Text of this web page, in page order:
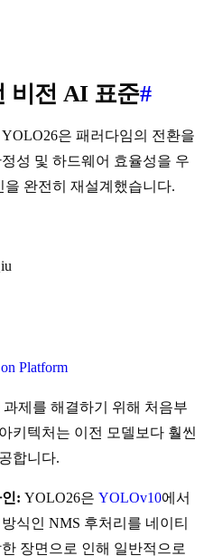
비전 AI 표준#
은 패러다임의 전환을
성 및 하드웨어 효율성을 우
완전히 재설계했습니다.
Platform
제를 해결하기 위해 처음부
키텍처는 이전 모델보다 훨씬
합니다.
: YOLO26은 YOLOv10에서
식인 NMS 후처리를 네이티
장면으로 인해 일반적으로